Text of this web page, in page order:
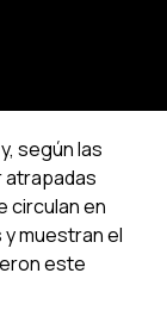
según las
atrapadas
circulan en
muestran el
este